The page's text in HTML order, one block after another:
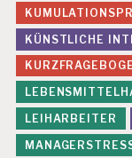
KÜNSTLICHE
LEIHARBEITER